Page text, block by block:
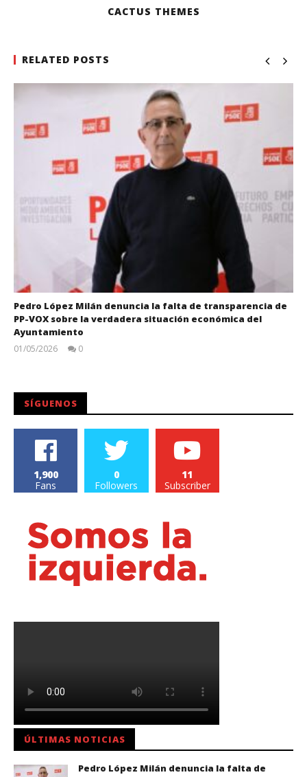
CACTUS THEMES
RELATED POSTS
Pedro López Milán denuncia la falta de transparencia de
PP-VOX sobre la verdadera situación económica del
Ayuntamiento
01/05/2026
0
SÍGUENOS
1,900
Fans
0
Followers
11
Subscriber
ÚLTIMAS NOTICIAS
Pedro López Milán denuncia la falta de